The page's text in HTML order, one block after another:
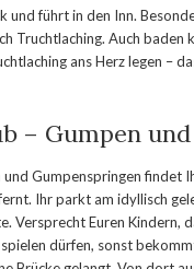
und führt in den Inn.
Truchtlaching. Auch
ans Herz legen –
– Gumpen
Gumpenspringen findet
Ihr parkt am idyllisch
Versprecht Euren Kindern,
dürfen, sonst